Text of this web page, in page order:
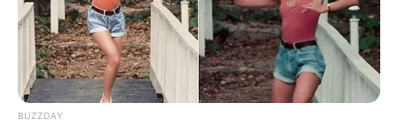
BUZZDAY